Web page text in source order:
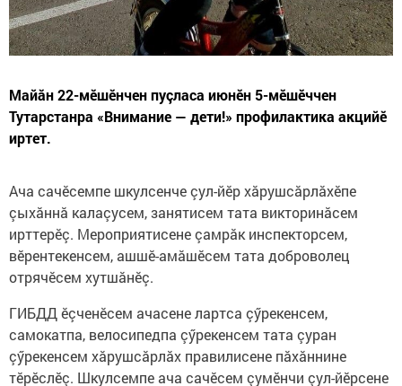
Майӑн 22-мӗшӗнчен пуçласа июнӗн 5-мӗшӗччен
Тутарстанра «Внимание — дети!» профилактика акцийĕ
иртет.
Ача сачӗсемпе шкулсенче çул-йӗр хӑрушсӑрлӑхӗпе
çыхӑннӑ калаçусем, занятисем тата викторинӑсем
ирттерӗç. Мероприятисене çамрӑк инспекторсем,
вĕрентекенсем, ашшӗ-амӑшӗсем тата доброволец
отрячӗсем хутшӑнӗç.
ГИБДД ӗçченӗсем ачасене лартса çӳрекенсем,
самокатпа, велосипедпа çӳрекенсем тата çуран
çӳрекенсем хăрушсăрлăх правилисене пăхăннине
тӗрӗслӗç. Шкулсемпе ача сачӗсем çумĕнчи çул-йĕрсене